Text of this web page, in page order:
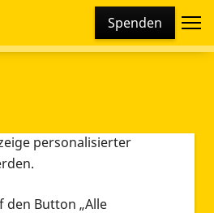
Spenden
verschiedene Cookies und
beinhaltet Cookies und
personalisierter
den Button „Alle